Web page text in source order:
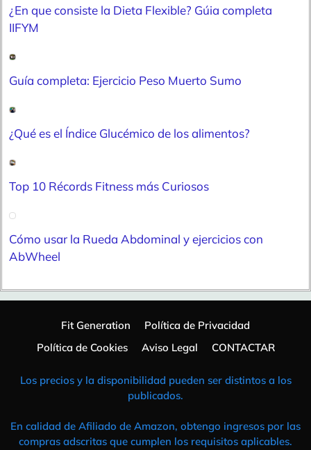
¿En que consiste la Dieta Flexible? Gúia completa
IIFYM
Guía completa: Ejercicio Peso Muerto Sumo
¿Qué es el Índice Glucémico de los alimentos?
Top 10 Récords Fitness más Curiosos
Cómo usar la Rueda Abdominal y ejercicios con
AbWheel
Fit Generation
Política de Privacidad
Política de Cookies
Aviso Legal CONTACTAR
Los precios y la disponibilidad pueden ser distintos a los
publicados.
En calidad de Afiliado de Amazon, obtengo ingresos por las
compras adscritas que cumplen los requisitos aplicables.